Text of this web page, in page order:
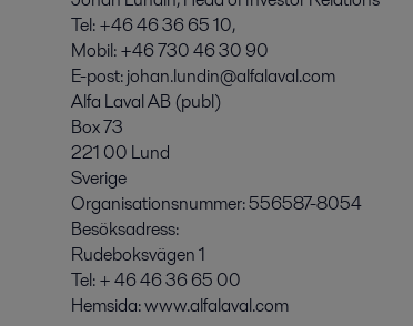
Tel: +46 46 36 65 10,
Mobil: +46 730 46 30 90
E-post: johan.lundin@alfalaval.com
Alfa Laval AB (publ)
Box 73
221 00 Lund
Sverige
Organisationsnummer: 556587-8054
Besöksadress:
Rudeboksvägen 1
Tel: + 46 46 36 65 00
Hemsida: www.alfalaval.com